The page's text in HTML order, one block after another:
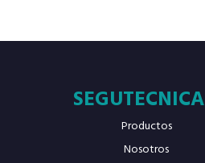
SEGUTECNICA
Productos
Nosotros